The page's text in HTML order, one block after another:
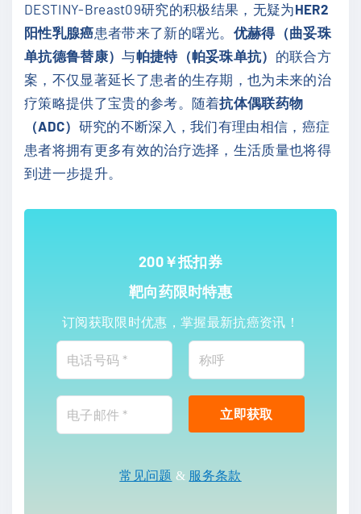
DESTINY-Breast09研究的积极结果，无疑为HER2
阳性乳腺癌患者带来了新的曙光。 优赫得（曲妥珠
单抗德鲁替康）与帕捷特（帕妥珠单抗） 的联合方
案，不仅显著延长了患者的生存期，也为未来的治
疗策略提供了宝贵的参考。随着抗体偶联药物
（ADC） 研究的不断深入，我们有理由相信，癌症
患者将拥有更多有效的治疗选择，生活质量也将得
到进一步提升。
200￥抵扣券
靶向药限时特惠
订阅获取限时优惠，掌握最新抗癌资讯！
常见问题 & 服务条款